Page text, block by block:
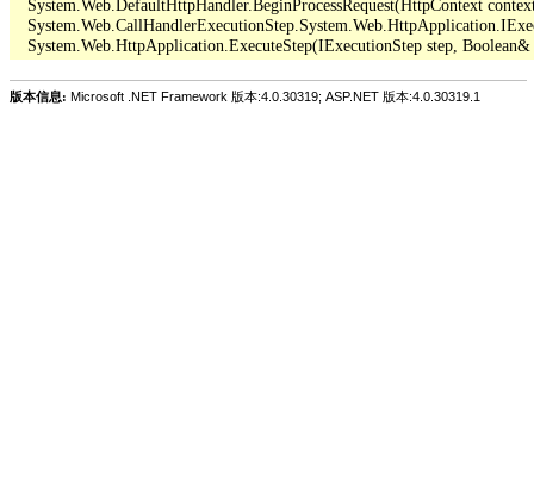
System.Web.DefaultHttpHandler.BeginProcessRequest(HttpContext
版本信息: Microsoft .NET Framework 版本:4.0.30319; ASP.NET 版本:4.0.30319.1